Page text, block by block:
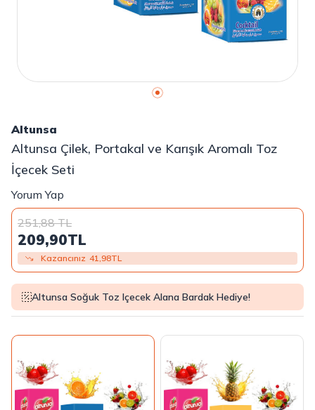
Altunsa
Altunsa Çilek, Portakal ve Karışık Aromalı Toz
İçecek Seti
Yorum Yap
251,88TL
209,90TL
Kazancınız 41,98TL
Altunsa Soğuk Toz Içecek Alana Bardak Hediye!